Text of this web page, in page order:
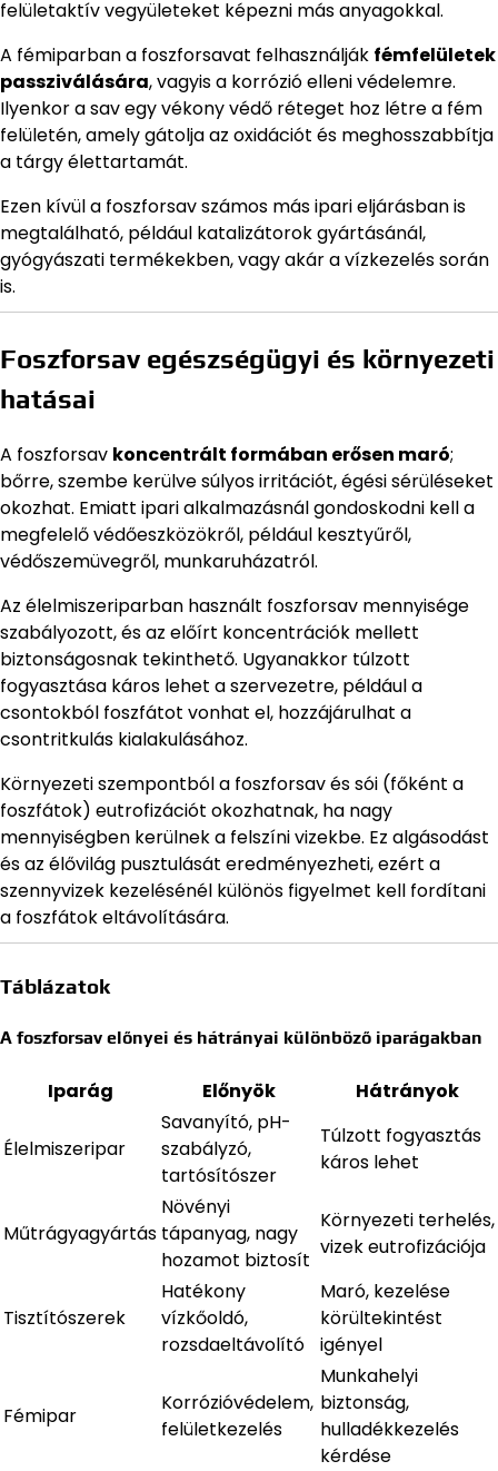
felületaktív vegyületeket képezni más anyagokkal.
A fémiparban a foszforsavat felhasználják fémfelületek
passziválására, vagyis a korrózió elleni védelemre.
Ilyenkor a sav egy vékony védő réteget hoz létre a fém
felületén, amely gátolja az oxidációt és meghosszabbítja
a tárgy élettartamát.
Ezen kívül a foszforsav számos más ipari eljárásban is
megtalálható, például katalizátorok gyártásánál,
gyógyászati termékekben, vagy akár a vízkezelés során
is.
Foszforsav egészségügyi és környezeti
hatásai
A foszforsav koncentrált formában erősen maró;
bőrre, szembe kerülve súlyos irritációt, égési sérüléseket
okozhat. Emiatt ipari alkalmazásnál gondoskodni kell a
megfelelő védőeszközökről, például kesztyűről,
védőszemüvegről, munkaruházatról.
Az élelmiszeriparban használt foszforsav mennyisége
szabályozott, és az előírt koncentrációk mellett
biztonságosnak tekinthető. Ugyanakkor túlzott
fogyasztása káros lehet a szervezetre, például a
csontokból foszfátot vonhat el, hozzájárulhat a
csontritkulás kialakulásához.
Környezeti szempontból a foszforsav és sói (főként a
foszfátok) eutrofizációt okozhatnak, ha nagy
mennyiségben kerülnek a felszíni vizekbe. Ez algásodást
és az élővilág pusztulását eredményezheti, ezért a
szennyvizek kezelésénél különös figyelmet kell fordítani
a foszfátok eltávolítására.
Táblázatok
A foszforsav előnyei és hátrányai különböző iparágakban
Iparág Előnyök Hátrányok
Élelmiszeripar
Savanyító, pH-
szabályzó,
tartósítószer
Túlzott fogyasztás
káros lehet
Műtrágyagyártás
Növényi
tápanyag, nagy
hozamot biztosít
Környezeti terhelés,
vizek eutrofizációja
Tisztítószerek
Hatékony
vízkőoldó,
rozsdaeltávolító
Maró, kezelése
körültekintést
igényel
Fémipar
Korrózióvédelem,
felületkezelés
Munkahelyi
biztonság,
hulladékkezelés
kérdése